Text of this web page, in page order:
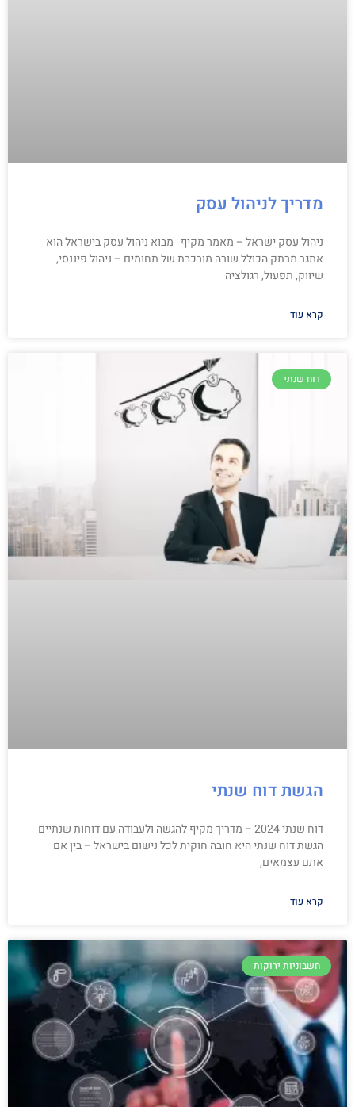
מדריך לניהול עסק
ניהול עסק ישראל – מאמר מקיף מבוא ניהול עסק בישראל הוא
אתגר מרתק הכולל שורה מורכבת של תחומים – ניהול פיננסי,
שיווק, תפעול, רגולציה
קרא עוד
דוח שנתי
הגשת דוח שנתי
דוח שנתי 2024 – מדריך מקיף להגשה ולעבודה עם דוחות שנתיים
הגשת דוח שנתי היא חובה חוקית לכל נישום בישראל – בין אם
אתם עצמאים,
קרא עוד
חשבוניות ירוקות